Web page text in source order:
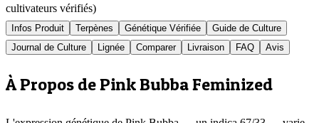
cultivateurs vérifiés)
Infos Produit Terpènes Génétique Vérifiée
Guide de Culture
Journal de Culture
Lignée Comparer Livraison FAQ Avis
À Propos de Pink Bubba Feminized